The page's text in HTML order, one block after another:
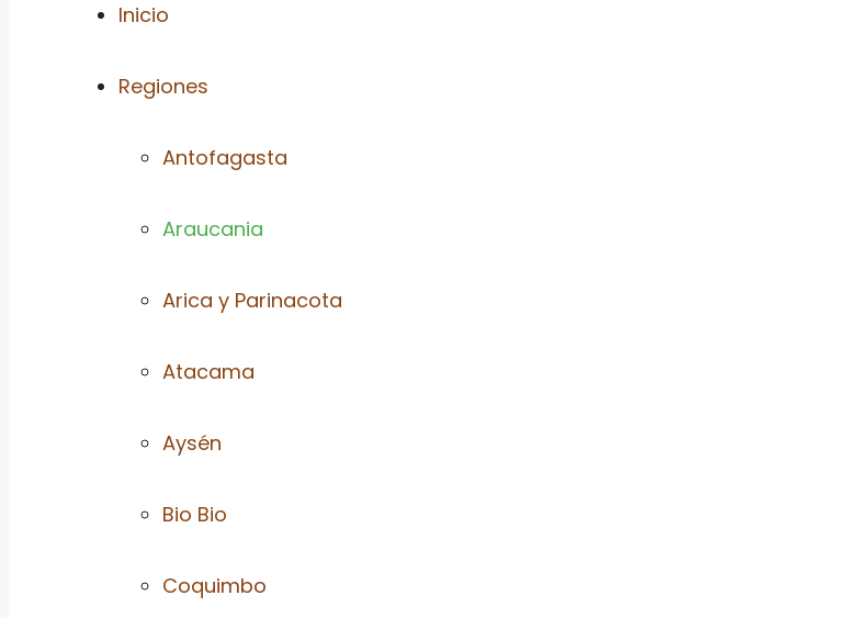
Inicio
Regiones
Antofagasta
Araucania
Arica y Parinacota
Atacama
Aysén
Bio Bio
Coquimbo